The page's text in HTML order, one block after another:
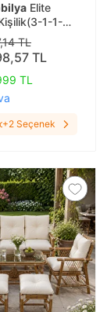
Elite
1-1-
Örgü Bahçe &
Oturma
& Camlı &
Kapuçino
TL
TL
TL
+2 Seçenek